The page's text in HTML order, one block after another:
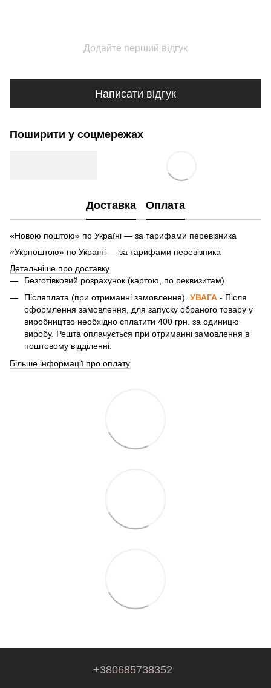
Додайте перший відгук
Написати відгук
Поширити у соцмережах
Доставка Оплата
«Новою поштою» по Україні — за тарифами перевізника
«Укрпоштою» по Україні — за тарифами перевізника
Детальніше про доставку
Безготівковий розрахунок (картою, по реквизитам)
Післяплата (при отриманні замовлення). УВАГА - Після
оформлення замовлення, для запуску обраного товару у
виробництво необхідно сплатити 400 грн. за одиницю
виробу. Решта оплачується при отриманні замовлення в
поштовому відділенні.
Більше інформації про оплату
+380685738352